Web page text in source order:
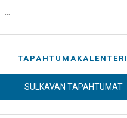
TAPAHTUMAKALENTERI
SULKAVAN TAPAHTUMAT